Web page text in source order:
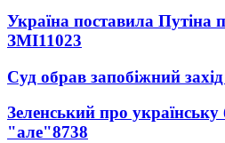
Україна поставила Путіна
ЗМІ11023
Суд обрав запобіжний
Зеленський про українську
"але"8738